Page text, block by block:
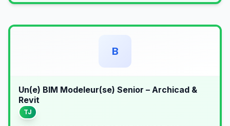
B
Un(e) BIM Modeleur(se) Senior – Archicad &
Revit
TJ